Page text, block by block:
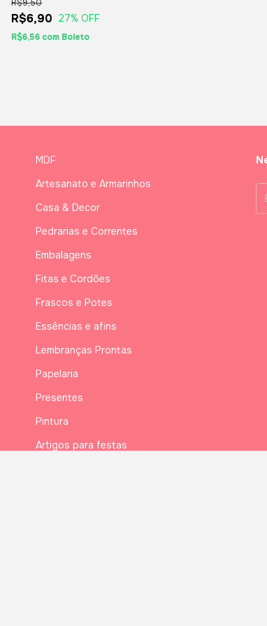
Unidades
R$6,90
R$9,50
27% OFF
R$6,56 com Boleto
MDF
Artesanato e Armarinhos
Casa & Decor
Pedrarias e Correntes
Embalagens
Fitas e Cordões
Frascos e Potes
Essências e afins
Lembranças Prontas
Papelaria
Presentes
Pintura
Artigos para festas